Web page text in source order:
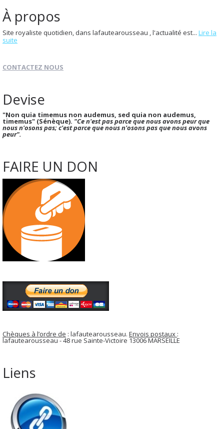
À propos
Site royaliste quotidien, dans lafautearousseau , l'actualité est... Lire la
suite
CONTACTEZ NOUS
Devise
"Non quia timemus non audemus, sed quia non audemus,
timemus" (Sénèque). "Ce n'est pas parce que nous avons peur que
nous n'osons pas; c'est parce que nous n'osons pas que nous avons
peur".
FAIRE UN DON
Chèques à l’ordre de : lafautearousseau. Envois postaux :
lafautearousseau - 48 rue Sainte-Victoire 13006 MARSEILLE
Liens